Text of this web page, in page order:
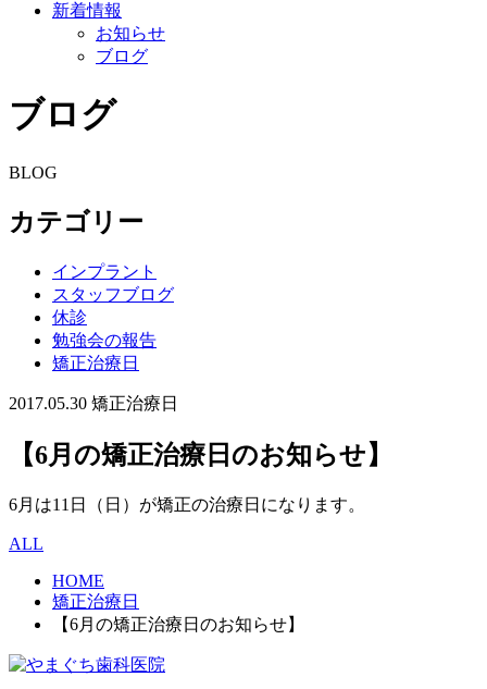
新着情報
お知らせ
ブログ
ブログ
BLOG
カテゴリー
インプラント
スタッフブログ
休診
勉強会の報告
矯正治療日
2017.05.30 矯正治療日
【6月の矯正治療日のお知らせ】
6月は11日（日）が矯正の治療日になります。
ALL
HOME
矯正治療日
【6月の矯正治療日のお知らせ】